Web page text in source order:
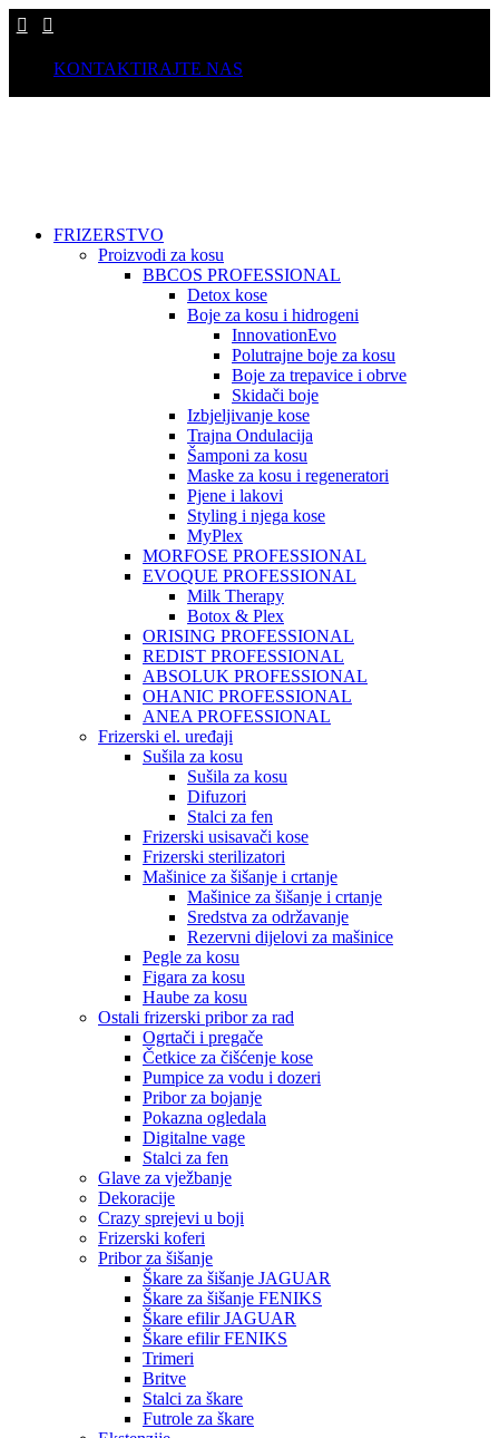
KONTAKTIRAJTE NAS
FRIZERSTVO
Proizvodi za kosu
BBCOS PROFESSIONAL
Detox kose
Boje za kosu i hidrogeni
InnovationEvo
Polutrajne boje za kosu
Boje za trepavice i obrve
Skidači boje
Izbjeljivanje kose
Trajna Ondulacija
Šamponi za kosu
Maske za kosu i regeneratori
Pjene i lakovi
Styling i njega kose
MyPlex
MORFOSE PROFESSIONAL
EVOQUE PROFESSIONAL
Milk Therapy
Botox & Plex
ORISING PROFESSIONAL
REDIST PROFESSIONAL
ABSOLUK PROFESSIONAL
OHANIC PROFESSIONAL
ANEA PROFESSIONAL
Frizerski el. uređaji
Sušila za kosu
Sušila za kosu
Difuzori
Stalci za fen
Frizerski usisavači kose
Frizerski sterilizatori
Mašinice za šišanje i crtanje
Mašinice za šišanje i crtanje
Sredstva za održavanje
Rezervni dijelovi za mašinice
Pegle za kosu
Figara za kosu
Haube za kosu
Ostali frizerski pribor za rad
Ogrtači i pregače
Četkice za čišćenje kose
Pumpice za vodu i dozeri
Pribor za bojanje
Pokazna ogledala
Digitalne vage
Stalci za fen
Glave za vježbanje
Dekoracije
Crazy sprejevi u boji
Frizerski koferi
Pribor za šišanje
Škare za šišanje JAGUAR
Škare za šišanje FENIKS
Škare efilir JAGUAR
Škare efilir FENIKS
Trimeri
Britve
Stalci za škare
Futrole za škare